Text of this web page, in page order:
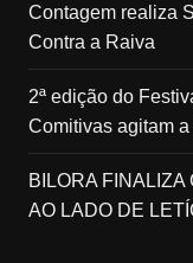
Contagem realiza
Contra a Raiva
2ª edição do
Comitivas agitam a
BILORA FINALIZA
AO LADO DE